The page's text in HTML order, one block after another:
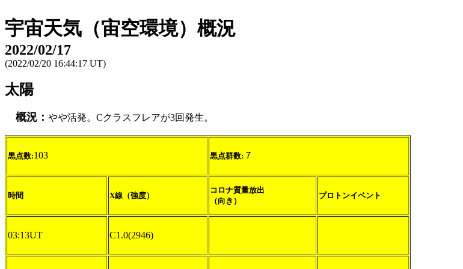
宇宙天気（宙空環境）概況
2022/02/17
(2022/02/20 16:44:17 UT)
太陽
概況： やや活発。Cクラスフレアが3回発生。
黒点数:103 黒点群数: ７
時間 X線（強度）
コロナ質量放出
（向き）
プロトンイベント
03:13UT C1.0(2946)